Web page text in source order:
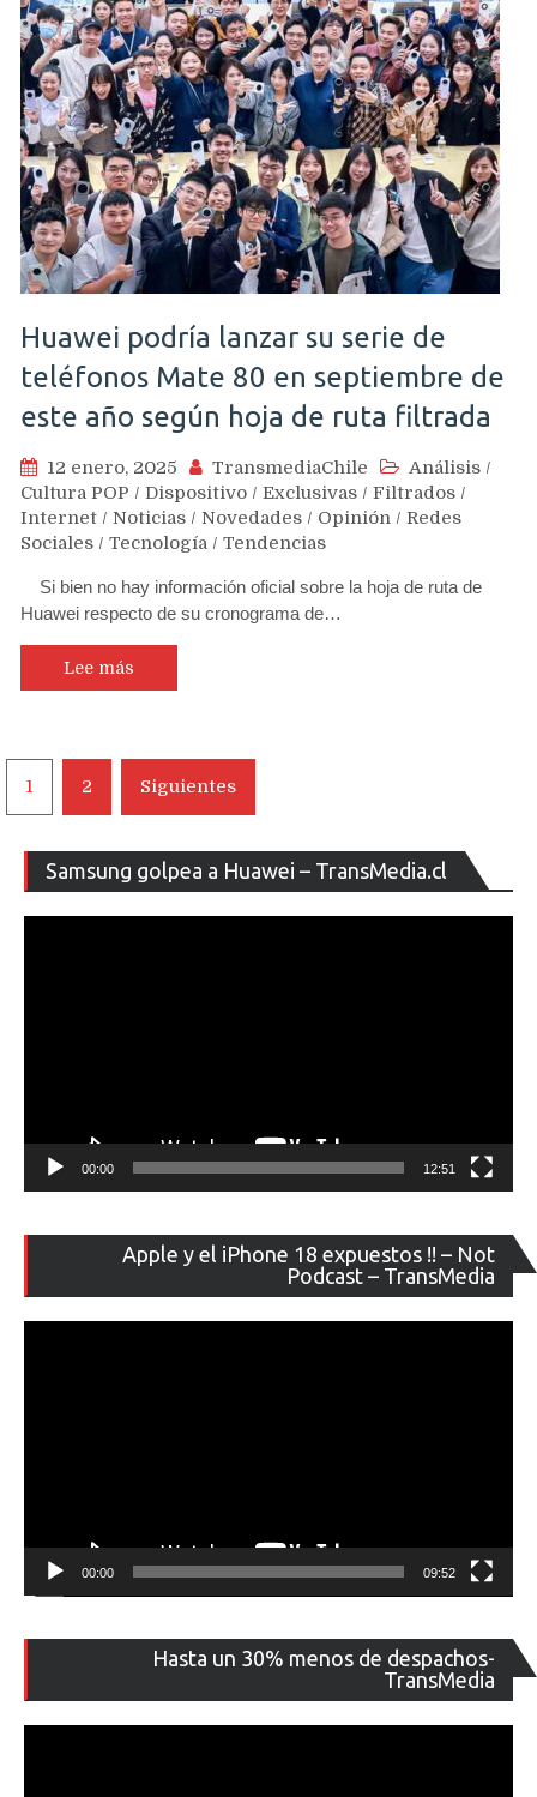
Huawei podría lanzar su serie de
teléfonos Mate 80 en septiembre de
este año según hoja de ruta filtrada
12 enero, 2025 TransmediaChile Análisis /
Cultura POP / Dispositivo / Exclusivas / Filtrados /
Internet / Noticias / Novedades / Opinión / Redes
Sociales / Tecnología / Tendencias
Si bien no hay información oficial sobre la hoja de ruta de
Huawei respecto de su cronograma de…
Lee más
Navegación
de
entradas
1 2 Siguientes
Samsung golpea a Huawei – TransMedia.cl
de
00:00 12:51
Apple y el iPhone 18 expuestos !! – Not
Podcast – TransMedia
de
00:00 09:52
Hasta un 30% menos de despachos-
TransMedia
de